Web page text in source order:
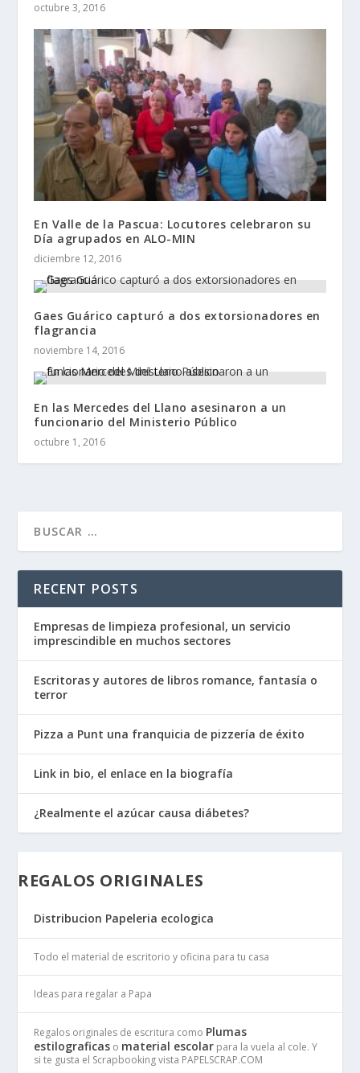
octubre 3, 2016
En Valle de la Pascua: Locutores celebraron su
Día agrupados en ALO-MIN
diciembre 12, 2016
Gaes Guárico capturó a dos extorsionadores en
flagrancia
noviembre 14, 2016
En las Mercedes del Llano asesinaron a un
funcionario del Ministerio Público
octubre 1, 2016
RECENT POSTS
Empresas de limpieza profesional, un servicio
imprescindible en muchos sectores
Escritoras y autores de libros romance, fantasía o
terror
Pizza a Punt una franquicia de pizzería de éxito
Link in bio, el enlace en la biografía
¿Realmente el azúcar causa diábetes?
REGALOS ORIGINALES
Distribucion Papeleria ecologica
Todo el material de escritorio y oficina para tu casa
Ideas para regalar a Papa
Regalos originales de escritura como Plumas
estilograficas o material escolar para la vuela al cole. Y
si te gusta el Scrapbooking vista PAPELSCRAP.COM